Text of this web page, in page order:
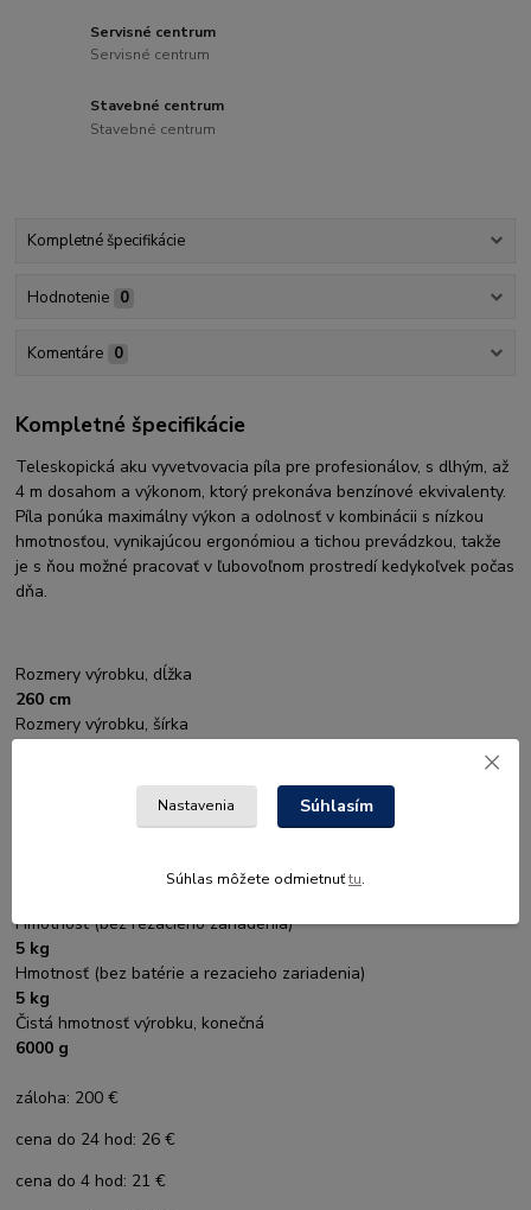
Servisné centrum
Servisné centrum
Stavebné centrum
Stavebné centrum
Kompletné špecifikácie
Hodnotenie 0
Komentáre 0
Kompletné špecifikácie
Teleskopická aku vyvetvovacia píla pre profesionálov, s dlhým, až
4 m dosahom a výkonom, ktorý prekonáva benzínové ekvivalenty.
Píla ponúka maximálny výkon a odolnosť v kombinácii s nízkou
hmotnosťou, vynikajúcou ergonómiou a tichou prevádzkou, takže
je s ňou možné pracovať v ľubovoľnom prostredí kedykoľvek počas
dňa.
Rozmery výrobku, dĺžka
260 cm
Rozmery výrobku, šírka
Dĺžka, zložená, vrátane rezacej hlavy, cm
Hmotnosť (bez rezacieho zariadenia)
5 kg
Hmotnosť (bez batérie a rezacieho zariadenia)
5 kg
Čistá hmotnosť výrobku, konečná
6000 g
záloha: 200 €
cena do 24 hod: 26 €
cena do 4 hod: 21 €
Nastavenia Súhlasím
Súhlas môžete odmietnuťtu.